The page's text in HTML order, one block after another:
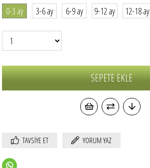
0-3 ay 3-6 ay 6-9 ay 9-12 ay 12-18 ay
TAVSIYE ET YORUM YAZ